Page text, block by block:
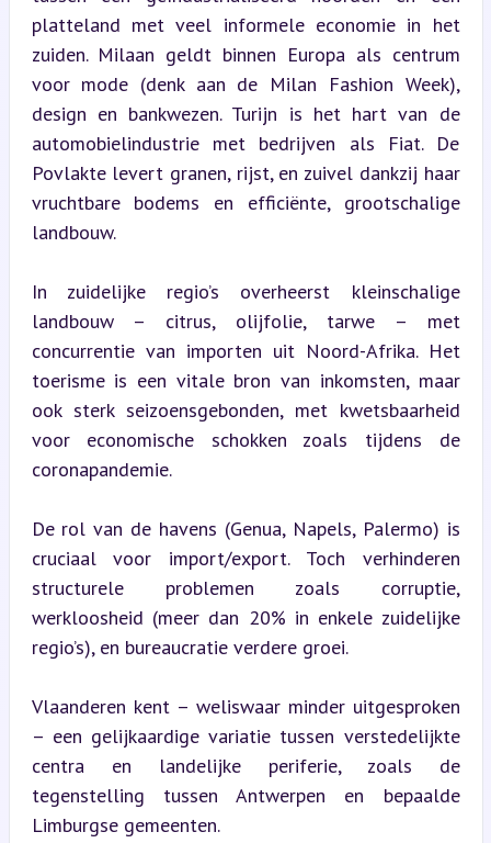
platteland met veel informele economie in het
zuiden. Milaan geldt binnen Europa als centrum
voor mode (denk aan de Milan Fashion Week),
design en bankwezen. Turijn is het hart van de
automobielindustrie met bedrijven als Fiat. De
Povlakte levert granen, rijst, en zuivel dankzij haar
vruchtbare bodems en efficiënte, grootschalige
landbouw.
In zuidelijke regio’s overheerst kleinschalige
landbouw – citrus, olijfolie, tarwe – met
concurrentie van importen uit Noord-Afrika. Het
toerisme is een vitale bron van inkomsten, maar
ook sterk seizoensgebonden, met kwetsbaarheid
voor economische schokken zoals tijdens de
coronapandemie.
De rol van de havens (Genua, Napels, Palermo) is
cruciaal voor import/export. Toch verhinderen
structurele problemen zoals corruptie,
werkloosheid (meer dan 20% in enkele zuidelijke
regio’s), en bureaucratie verdere groei.
Vlaanderen kent – weliswaar minder uitgesproken
– een gelijkaardige variatie tussen verstedelijkte
centra en landelijke periferie, zoals de
tegenstelling tussen Antwerpen en bepaalde
Limburgse gemeenten.